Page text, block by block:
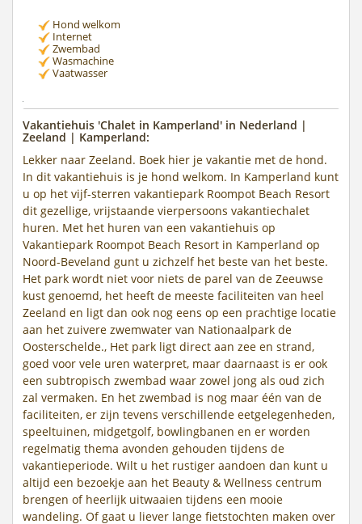
Hond welkom
Internet
Zwembad
Wasmachine
Vaatwasser
Vakantiehuis 'Chalet in Kamperland' in Nederland |
Zeeland | Kamperland:
Lekker naar Zeeland. Boek hier je vakantie met de hond.
In dit vakantiehuis is je hond welkom. In Kamperland kunt
u op het vijf-sterren vakantiepark Roompot Beach Resort
dit gezellige, vrijstaande vierpersoons vakantiechalet
huren. Met het huren van een vakantiehuis op
Vakantiepark Roompot Beach Resort in Kamperland op
Noord-Beveland gunt u zichzelf het beste van het beste.
Het park wordt niet voor niets de parel van de Zeeuwse
kust genoemd, het heeft de meeste faciliteiten van heel
Zeeland en ligt dan ook nog eens op een prachtige locatie
aan het zuivere zwemwater van Nationaalpark de
Oosterschelde., Het park ligt direct aan zee en strand,
goed voor vele uren waterpret, maar daarnaast is er ook
een subtropisch zwembad waar zowel jong als oud zich
zal vermaken. En het zwembad is nog maar één van de
faciliteiten, er zijn tevens verschillende eetgelegenheden,
speeltuinen, midgetgolf, bowlingbanen en er worden
regelmatig thema avonden gehouden tijdens de
vakantieperiode. Wilt u het rustiger aandoen dan kunt u
altijd een bezoekje aan het Beauty & Wellness centrum
brengen of heerlijk uitwaaien tijdens een mooie
wandeling. Of gaat u liever lange fietstochten maken over